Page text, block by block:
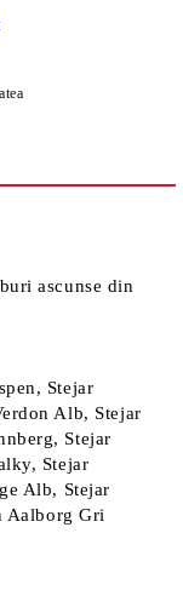
ascunse din
Stejar
Alb, Stejar
Stejar
Stejar
Alb, Stejar
Aalborg Gri